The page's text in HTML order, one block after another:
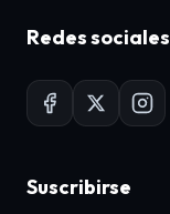
Redes sociales
Suscribirse